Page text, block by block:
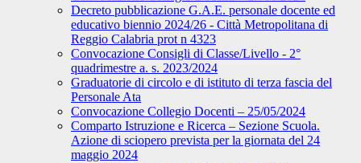
Decreto pubblicazione G.A.E. personale docente ed
educativo biennio 2024/26 - Città Metropolitana di
Reggio Calabria prot n 4323
Convocazione Consigli di Classe/Livello - 2°
quadrimestre a. s. 2023/2024
Graduatorie di circolo e di istituto di terza fascia del
Personale Ata
Convocazione Collegio Docenti – 25/05/2024
Comparto Istruzione e Ricerca – Sezione Scuola.
Azione di sciopero prevista per la giornata del 24
maggio 2024